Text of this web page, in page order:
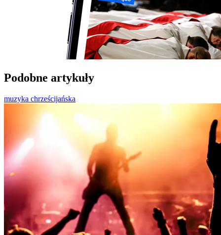
Podobne artykuły
muzyka chrześcijańska